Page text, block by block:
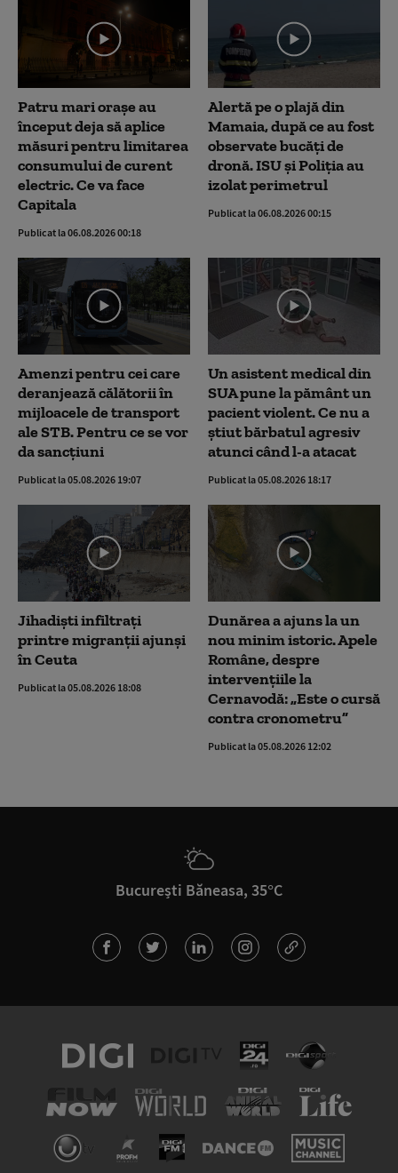
Patru mari orașe au
început deja să aplice
măsuri pentru limitarea
consumului de curent
electric. Ce va face
Capitala
Publicat la 06.08.2026 00:18
Alertă pe o plajă din
Mamaia, după ce au fost
observate bucăți de
dronă. ISU și Poliția au
izolat perimetrul
Publicat la 06.08.2026 00:15
Amenzi pentru cei care
deranjează călătorii în
mijloacele de transport
ale STB. Pentru ce se vor
da sancțiuni
Publicat la 05.08.2026 19:07
Un asistent medical din
SUA pune la pământ un
pacient violent. Ce nu a
știut bărbatul agresiv
atunci când l-a atacat
Publicat la 05.08.2026 18:17
Jihadiști infiltrați
printre migranții ajunși
în Ceuta
Publicat la 05.08.2026 18:08
Dunărea a ajuns la un
nou minim istoric. Apele
Române, despre
intervențiile la
Cernavodă: „Este o cursă
contra cronometru”
Publicat la 05.08.2026 12:02
București Băneasa, 35°C